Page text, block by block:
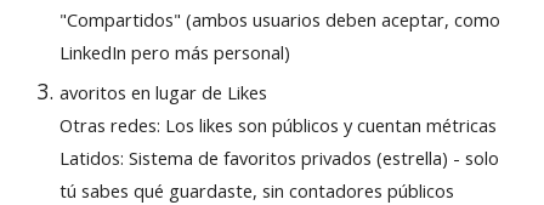
"Compartidos" (ambos usuarios deben aceptar, como
LinkedIn pero más personal)
avoritos en lugar de Likes
Otras redes: Los likes son públicos y cuentan métricas
Latidos: Sistema de favoritos privados (estrella) - solo
tú sabes qué guardaste, sin contadores públicos